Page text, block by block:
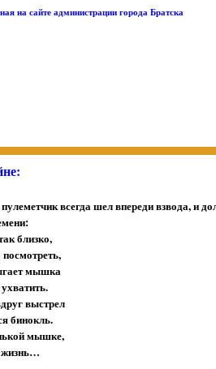
на сайте администрации города Братска
всегда шел впереди взвода, и
близко,
мышка
выстрел
бинокль.
мышке,
жизнь…